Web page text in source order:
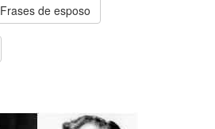
Frases de esposo